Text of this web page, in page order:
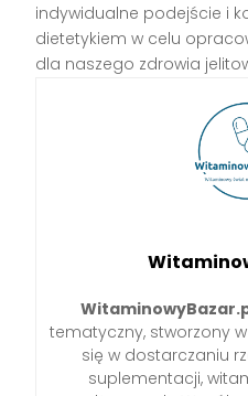
indywidualne podejście i
dietetykiem w celu
dla naszego zdrowia
tematyczny, stworzony
się w dostarczaniu
suplementacji,